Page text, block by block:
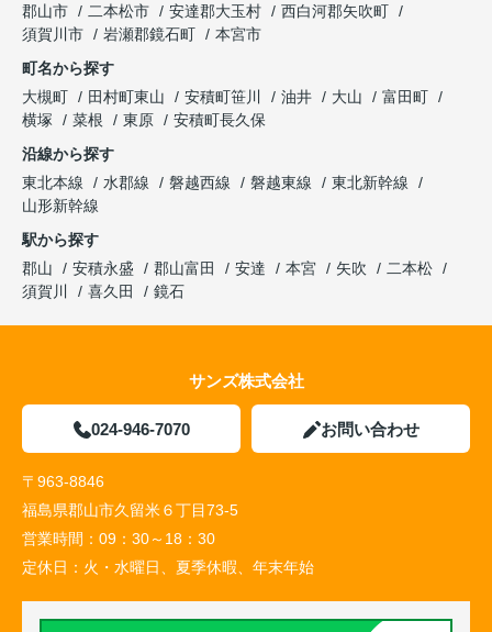
郡山市
二本松市 安達郡大玉村
西白河郡矢吹町
須賀川市
岩瀬郡鏡石町
本宮市
町名から探す
大槻町
田村町東山 安積町笹川 油井 大山
富田町
横塚
菜根 東原
安積町長久保
沿線から探す
東北本線
水郡線 磐越西線 磐越東線
東北新幹線
山形新幹線
駅から探す
郡山
安積永盛 郡山富田 安達 本宮 矢吹
二本松
須賀川
喜久田 鏡石
サンズ株式会社
024-946-7070 お問い合わせ
〒963-8846
福島県郡山市久留米６丁目73-5
営業時間： 09：30～18：30
定休日： 火・水曜日、夏季休暇、年末年始